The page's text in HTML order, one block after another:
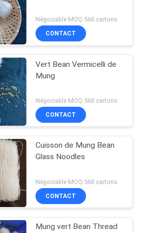
Négociable MOQ:560 cartons
CONTACT
Vert Bean Vermicelli de
Mung
Négociable MOQ:560 cartons
CONTACT
Cuisson de Mung Bean
Glass Noodles
Négociable MOQ:560 cartons
CONTACT
Mung vert Bean Thread